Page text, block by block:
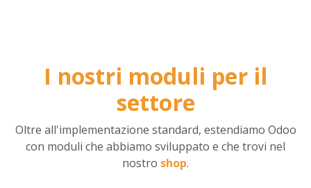
I nostri moduli per il
settore
Oltre all'implementazione standard, estendiamo Odoo
con moduli che abbiamo sviluppato e che trovi nel
nostro shop.